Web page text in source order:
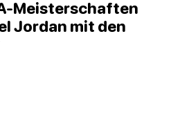
Meisterschaften
Jordan mit den